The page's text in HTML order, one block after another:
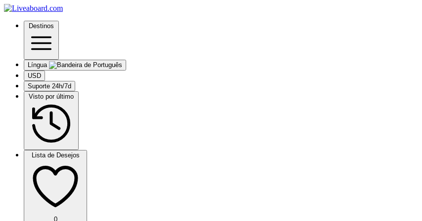
Destinos
Língua
USD
Suporte 24h/7d
Visto por último
Lista de Desejos
0